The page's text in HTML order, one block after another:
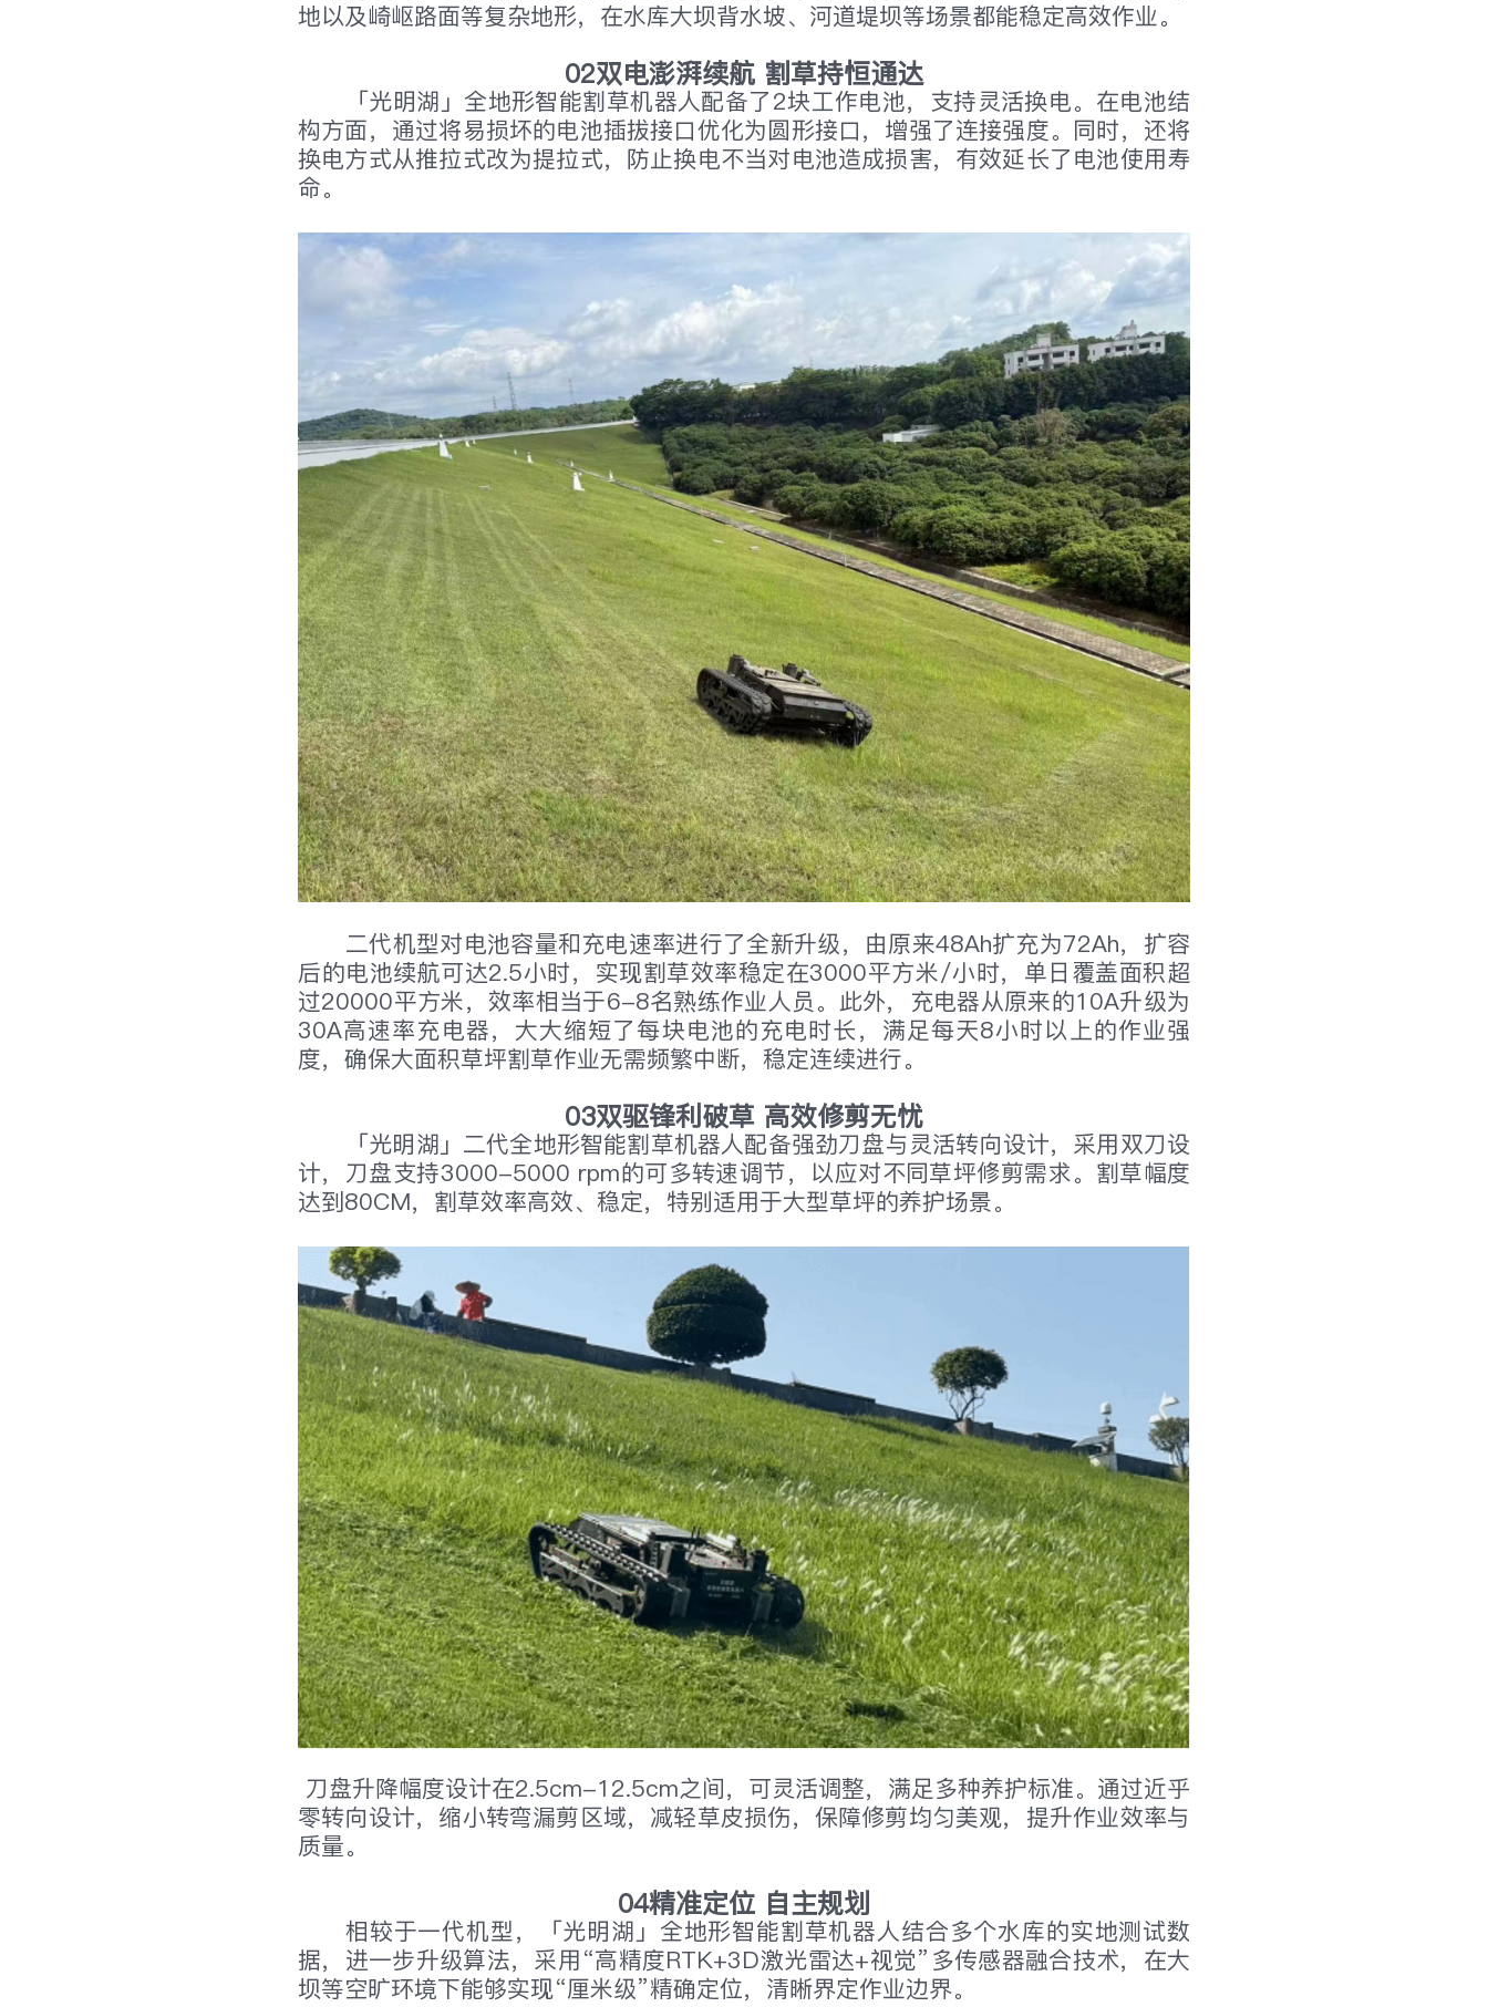
地以及崎岖路面等复杂地形，在水库大坝背水坡、河道堤坝等场景都能稳定高效作业。
02双电澎湃续航 割草持恒通达
「光明湖」全地形智能割草机器人配备了2块工作电池，支持灵活换电。在电池结
构方面，通过将易损坏的电池插拔接口优化为圆形接口，增强了连接强度。同时，还将
换电方式从推拉式改为提拉式，防止换电不当对电池造成损害，有效延长了电池使用寿
命。
二代机型对电池容量和充电速率进行了全新升级，由原来48Ah扩充为72Ah，扩容
后的电池续航可达2.5小时，实现割草效率稳定在3000平方米/小时，单日覆盖面积超
过20000平方米，效率相当于6-8名熟练作业人员。此外，充电器从原来的10A升级为
30A高速率充电器，大大缩短了每块电池的充电时长，满足每天8小时以上的作业强
度，确保大面积草坪割草作业无需频繁中断，稳定连续进行。
03双驱锋利破草 高效修剪无忧
「光明湖」二代全地形智能割草机器人配备强劲刀盘与灵活转向设计，采用双刀设
计，刀盘支持3000-5000 rpm的可多转速调节，以应对不同草坪修剪需求。割草幅度
达到80CM，割草效率高效、稳定，特别适用于大型草坪的养护场景。
刀盘升降幅度设计在2.5cm-12.5cm之间，可灵活调整，满足多种养护标准。通过近乎
零转向设计，缩小转弯漏剪区域，减轻草皮损伤，保障修剪均匀美观，提升作业效率与
质量。
04精准定位 自主规划
相较于一代机型，「光明湖」全地形智能割草机器人结合多个水库的实地测试数
据，进一步升级算法，采用“高精度RTK+3D激光雷达+视觉”多传感器融合技术，在大
坝等空旷环境下能够实现“厘米级”精确定位，清晰界定作业边界。